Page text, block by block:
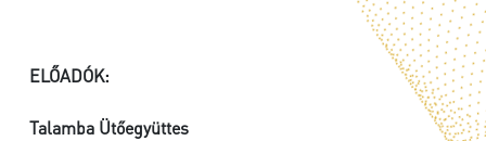
ELŐADÓK:
Talamba Ütőegyüttes